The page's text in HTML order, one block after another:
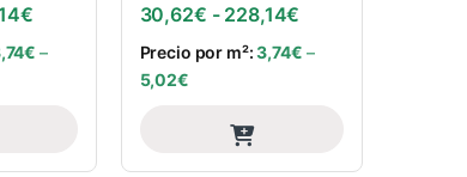
hasta 228,14€
€Rango de precios: desde 30,62€ hasta 228,14€
€ –
30,62€ - 228,14€
Precio por m²:3,74€ –
5,02€